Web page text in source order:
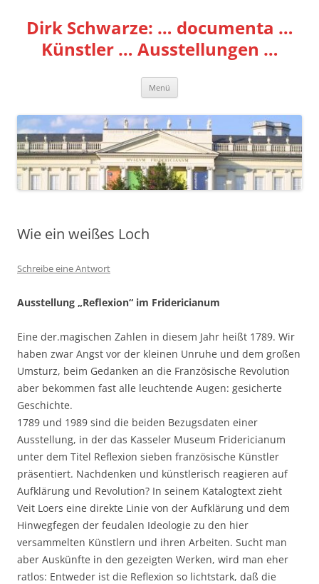
springen
Dirk Schwarze: … documenta …
Künstler … Ausstellungen …
Menü
Wie ein weißes Loch
Schreibe eine Antwort
Ausstellung „Reflexion“ im Fridericianum
Eine der.magischen Zahlen in diesem Jahr heißt 1789. Wir
haben zwar Angst vor der kleinen Unruhe und dem großen
Umsturz, beim Gedanken an die Französische Revolution
aber bekommen fast alle leuchtende Augen: gesicherte
Geschichte.
1789 und 1989 sind die beiden Bezugsdaten einer
Ausstellung, in der das Kasseler Museum Fridericianum
unter dem Titel Reflexion sieben französische Künstler
präsentiert. Nachdenken und künstlerisch reagieren auf
Aufklärung und Revolution? In seinem Katalogtext zieht
Veit Loers eine direkte Linie von der Aufklärung und dem
Hinwegfegen der feudalen Ideologie zu den hier
versammelten Künstlern und ihren Arbeiten. Sucht man
aber Auskünfte in den gezeigten Werken, wird man eher
ratlos: Entweder ist die Reflexion so lichtstark, daß die